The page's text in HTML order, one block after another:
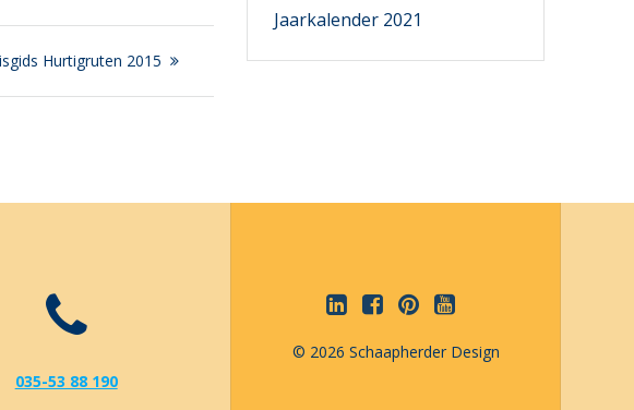
Hurtigruten 2015
Jaarkalender 2021
035-53 88 190
© 2026 Schaapherder Design